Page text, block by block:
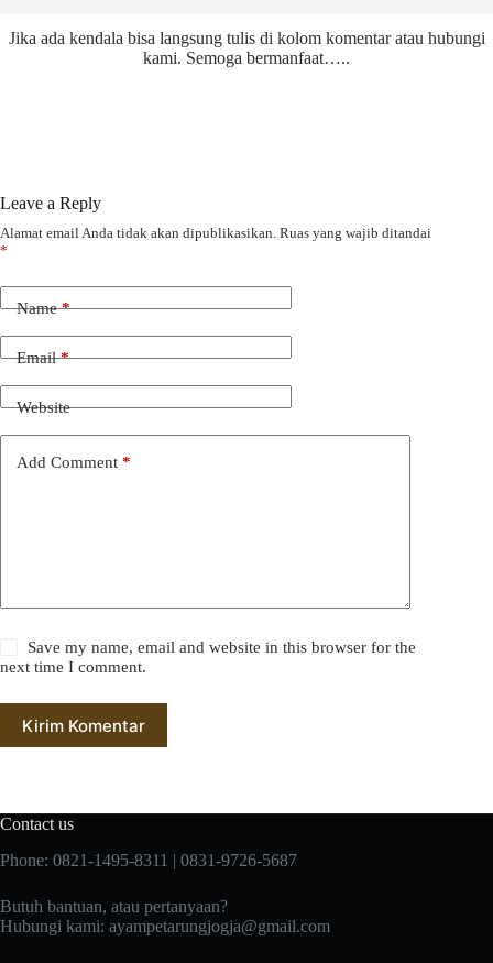
Jika ada kendala bisa langsung tulis di kolom komentar atau hubungi
kami. Semoga bermanfaat…..
Leave a Reply
Alamat email Anda tidak akan dipublikasikan. Ruas yang wajib ditandai
*
Name*
Email*
Website
Add Comment *
Save my name, email and website in this browser for the
next time I comment.
Kirim Komentar
Contact us
Phone: 0821-1495-8311 | 0831-9726-5687
Butuh bantuan, atau pertanyaan?
Hubungi kami: ayampetarungjogja@gmail.com